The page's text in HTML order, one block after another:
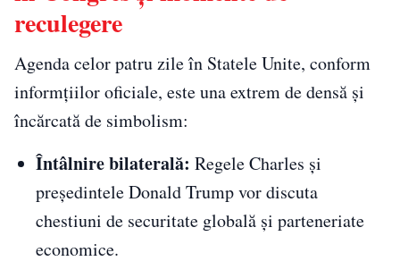
reculegere
Agenda celor patru zile în Statele Unite, conform
informțiilor oficiale, este una extrem de densă și
încărcată de simbolism:
Întâlnire bilaterală: Regele Charles și
președintele Donald Trump vor discuta
chestiuni de securitate globală și parteneriate
economice.